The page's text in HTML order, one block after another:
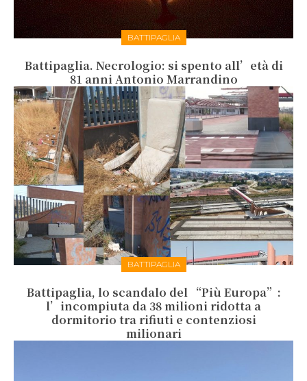
BATTIPAGLIA
Battipaglia. Necrologio: si spento all’età di
81 anni Antonio Marrandino
BATTIPAGLIA
Battipaglia, lo scandalo del “Più Europa”:
l’incompiuta da 38 milioni ridotta a
dormitorio tra rifiuti e contenziosi
milionari